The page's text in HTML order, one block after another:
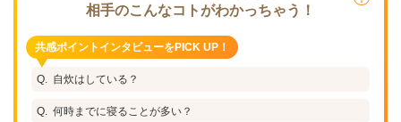
相手のこんなコトがわかっちゃう！
共感ポイントインタビューをPICK UP！
自炊はしている？
何時までに寝ることが多い？